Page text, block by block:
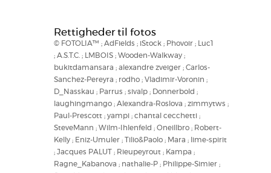
Rettigheder til fotos
© FOTOLIA™ ; AdFields ; iStock ; Phovoir ; Luc1
; A.S.T.C. ; LMBOIS ; Wooden-Walkway ;
bukitdamansara ; alexandre zveiger ; Carlos-
Sanchez-Pereyra ; rodho ; Vladimir-Voronin ;
D_Nasskau ; Parrus ; sivalp ; Donnerbold ;
laughingmango ; Alexandra-Roslova ; zimmytws ;
Paul-Prescott ; yampi ; chantal cecchetti ;
SteveMann ; Wilm-Ihlenfeld ; Oneillbro ; Robert-
Kelly ; Eniz-Umuler ; Tilio&Paolo ; Mara ; lime-spirit
; Jacques PALUT ; Rieupeyrout ; Kampa ;
Ragne_Kabanova ; nathalie-P ; Philippe-Simier ;